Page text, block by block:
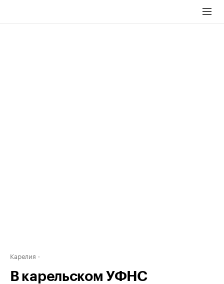
Карелия
В карельском УФНС